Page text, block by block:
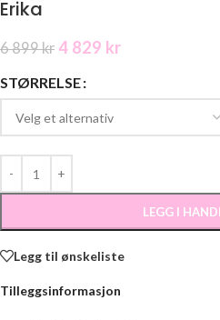
Erika
6 899kr 4 829 kr
STØRRELSE
LEGG I
Legg til ønskeliste
Tilleggsinformasjon